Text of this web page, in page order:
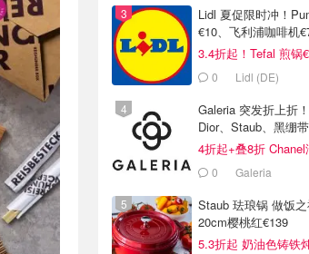
Lidl 夏促限时冲！
€10、飞利浦咖啡机
3.4折起！Tefal 煎锅
0 Lidl (DE)
Galeria 突发折上折！
Dior、Staub、黑绷带
4折起+叠8折
€430 Galeria
Staub 珐琅锅 做饭
20cm樱桃红€139
5.3折起 奶油色铸铁